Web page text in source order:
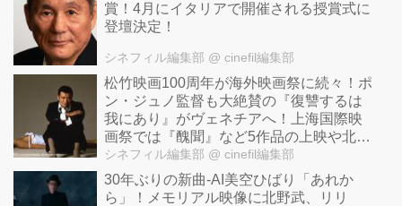
賞！4月にイタリアで開催される授賞式に
登壇決定！
シネフィル編集部 @ cinefil編集部
松竹映画100周年が海外映画祭に続々！ポ
ン・ジュノ監督も大絶賛の『復讐するは
我にあり』がヴェネチアへ！上海国際映
画祭では『醜聞』など5作品の上映や北野
武特集も--
シネフィル編集部 @ cinefil編集部
30年ぶりの新曲-AI美空ひばり「あれか
ら」！メモリアル映像に北野武、リリ